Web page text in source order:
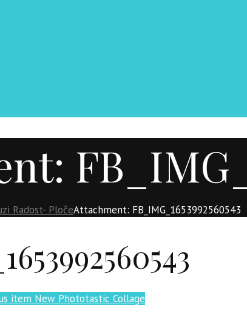
Radost- PločeAttachment: FB_IMG_1653992560543
item New Phototastic Collage